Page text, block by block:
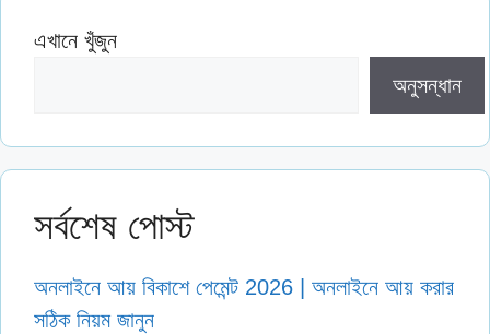
এখানে খুঁজুন
অনুসন্ধান
সর্বশেষ পোস্ট
অনলাইনে আয় বিকাশে পেমেন্ট 2026 | অনলাইনে আয় করার
সঠিক নিয়ম জানুন